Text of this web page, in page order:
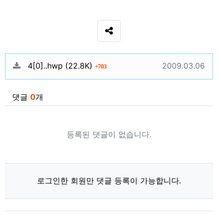
SNS 공유
관련자료
4[0]..hwp 파일크기
(22.8K) 703회 다운로드 등록일
2009.03.06
댓글 0개
등록된 댓글이 없습니다.
로그인한 회원만 댓글 등록이 가능합니다.